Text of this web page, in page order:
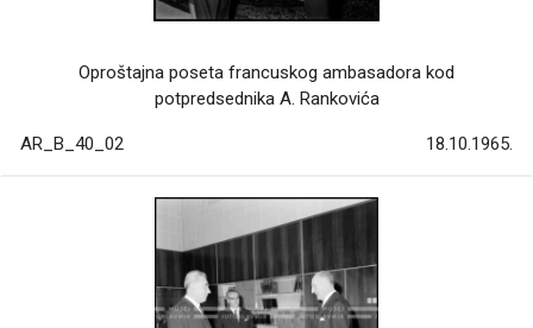
Oproštajna poseta francuskog ambasadora kod
potpredsednika A. Rankovića
AR_B_40_02 18.10.1965.